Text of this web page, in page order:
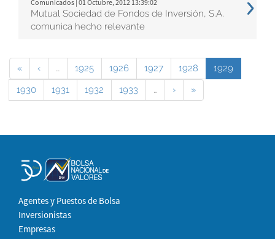
Comunicados | 01 Octubre, 2012 13:39:02
Mutual Sociedad de Fondos de Inversión, S.A.
comunica hecho relevante
« ‹ … 1925 1926 1927 1928
1929
1930
1931 1932 1933 … › »
Agentes y Puestos de Bolsa
Inversionistas
Empresas